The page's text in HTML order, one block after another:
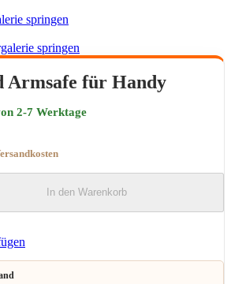
springen
springen
Armsafe für Handy
2-7 Werktage
In den Warenkorb